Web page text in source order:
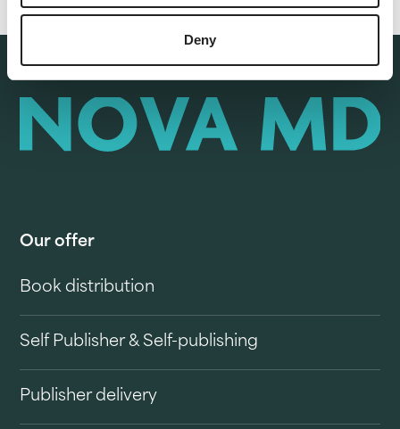
Deny
Our offer
Book distribution
Self Publisher & Self-publishing
Publisher delivery